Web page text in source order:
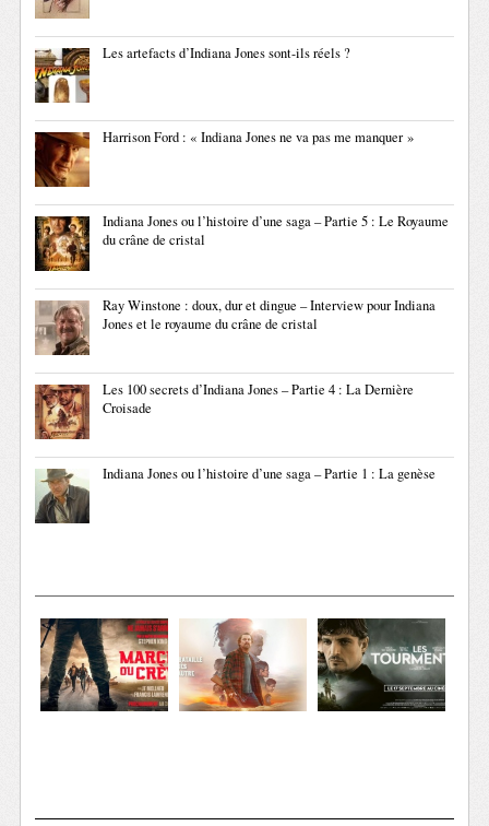
Les artefacts d’Indiana Jones sont-ils réels ?
Harrison Ford : « Indiana Jones ne va pas me manquer »
Indiana Jones ou l’histoire d’une saga – Partie 5 : Le Royaume
du crâne de cristal
Ray Winstone : doux, dur et dingue – Interview pour Indiana
Jones et le royaume du crâne de cristal
Les 100 secrets d’Indiana Jones – Partie 4 : La Dernière
Croisade
Indiana Jones ou l’histoire d’une saga – Partie 1 : La genèse